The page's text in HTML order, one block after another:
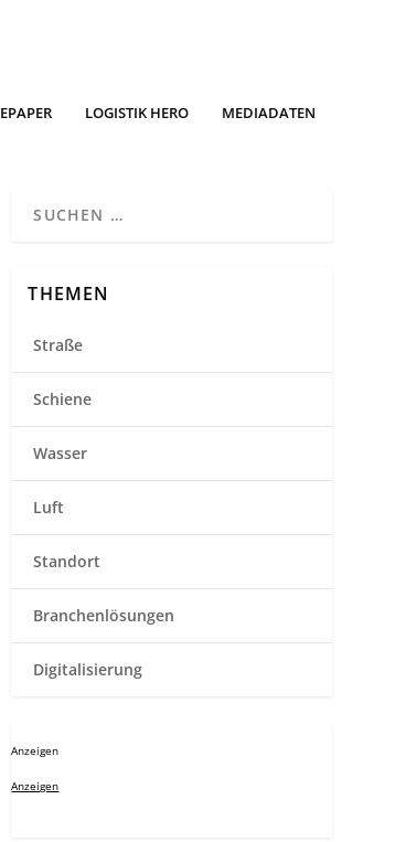
EPAPER LOGISTIK HERO MEDIADATEN
THEMEN
Straße
Schiene
Wasser
Luft
Standort
Branchenlösungen
Digitalisierung
Anzeigen
Anzeigen